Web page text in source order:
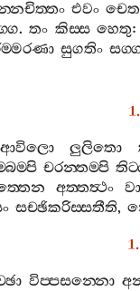
එවං
.තං කිස‍්ස හෙතු
සුගතිං
ආවිලො ලුලිතො
චරන‍්තම‍්පි
අත‍්තත්‍ථං වා
සච‍්ඡිකරිස‍්සතීති,
විප‍්පසන‍්නො